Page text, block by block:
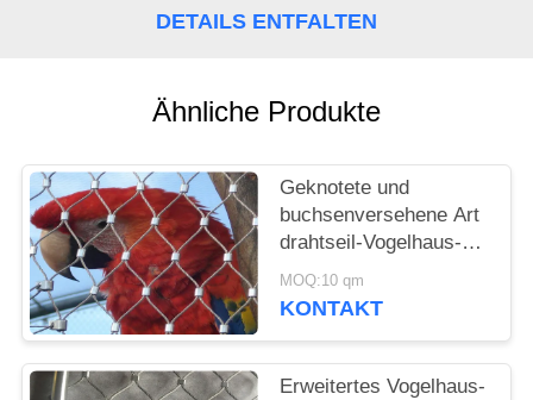
DATENSCHUTZRICHTLINIE
DETAILS ENTFALTEN
Ähnliche Produkte
Geknotete und
buchsenversehene Art
drahtseil-Vogelhaus-
Maschendraht-Zoo-
Projekt Stainelss Stahl
MOQ:10 qm
KONTAKT
Erweitertes Vogelhaus-